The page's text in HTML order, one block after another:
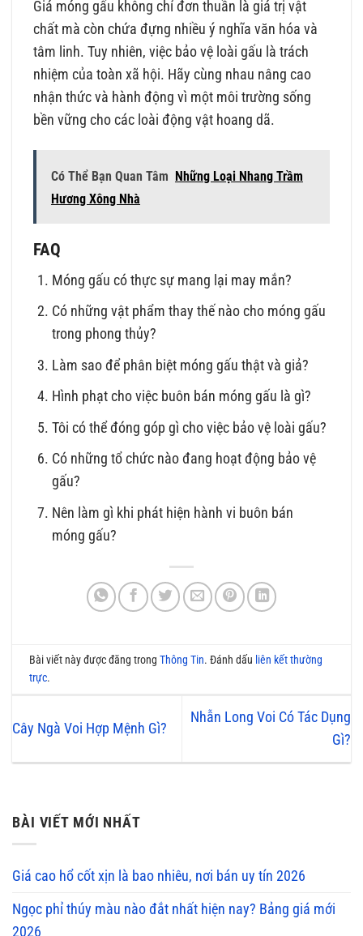
Giá móng gấu không chỉ đơn thuần là giá trị vật
chất mà còn chứa đựng nhiều ý nghĩa văn hóa và
tâm linh. Tuy nhiên, việc bảo vệ loài gấu là trách
nhiệm của toàn xã hội. Hãy cùng nhau nâng cao
nhận thức và hành động vì một môi trường sống
bền vững cho các loài động vật hoang dã.
Có Thể Bạn Quan Tâm Những Loại Nhang Trầm
Hương Xông Nhà
FAQ
Móng gấu có thực sự mang lại may mắn?
Có những vật phẩm thay thế nào cho móng gấu
trong phong thủy?
Làm sao để phân biệt móng gấu thật và giả?
Hình phạt cho việc buôn bán móng gấu là gì?
Tôi có thể đóng góp gì cho việc bảo vệ loài gấu?
Có những tổ chức nào đang hoạt động bảo vệ
gấu?
Nên làm gì khi phát hiện hành vi buôn bán
móng gấu?
Bài viết này được đăng trongThông Tin. Đánh dấu liên kết thường
trực.
Cây Ngà Voi Hợp Mệnh Gì?
Nhẫn Long Voi Có Tác Dụng
Gì?
BÀI VIẾT MỚI NHẤT
Giá cao hổ cốt xịn là bao nhiêu, nơi bán uy tín 2026
Ngọc phỉ thúy màu nào đắt nhất hiện nay? Bảng giá mới
2026